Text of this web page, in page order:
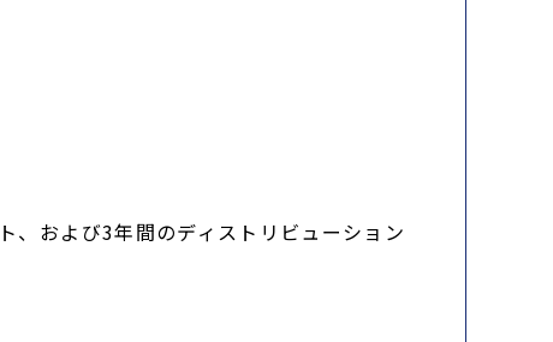
および3年間のディストリビューション